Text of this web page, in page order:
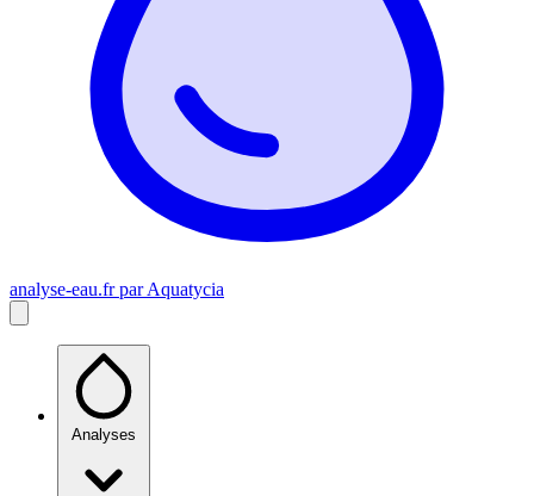
analyse-eau.fr par Aquatycia
Analyses